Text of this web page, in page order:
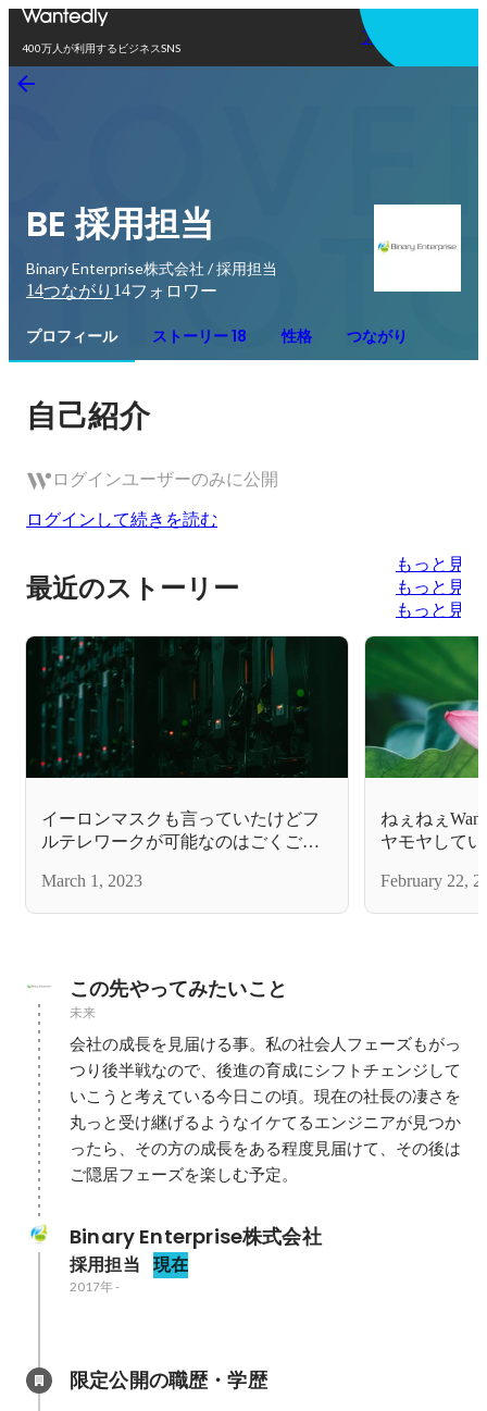
400万人が利用するビジネスSNS
アプリを使う
BE 採用担当
Binary Enterprise株式会社 / 採用担当
14つながり 14フォロワー
プロフィール ストーリー 18 性格 つながり
自己紹介
ログインユーザーのみに公開
ログインして続きを読む
最近のストーリー
もっと見る
もっと見る
もっと見る
イーロンマスクも言っていたけどフ
ルテレワークが可能なのはごくごく
ろみんな気付いてますよね？／ITイ
ンフラエンジニア
March 1, 2023
ねぇねぇ
ヤモヤして
フラエンジ
February 22,
この先やってみたいこと
未来
会社の成長を見届ける事。私の社会人フェーズもがっ
つり後半戦なので、後進の育成にシフトチェンジして
いこうと考えている今日この頃。現在の社長の凄さを
丸っと受け継げるようなイケてるエンジニアが見つか
ったら、その方の成長をある程度見届けて、その後は
ご隠居フェーズを楽しむ予定。
Binary Enterprise株式会社
採用担当 現在
2017年-
限定公開の職歴・学歴